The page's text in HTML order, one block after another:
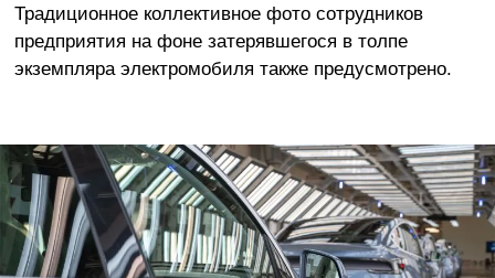
Традиционное коллективное фото сотрудников
предприятия на фоне затерявшегося в толпе
экземпляра электромобиля также предусмотрено.